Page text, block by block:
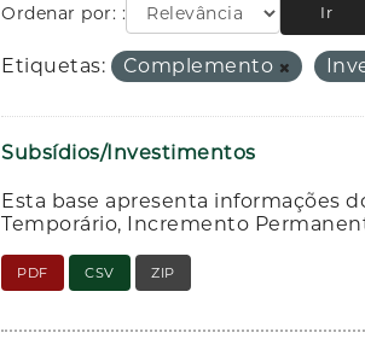
Ordenar por: Ir
Etiquetas: Complemento
Subsídios/Investimentos
Esta base apresenta informações
Temporário, Incremento
PDF CSV ZIP